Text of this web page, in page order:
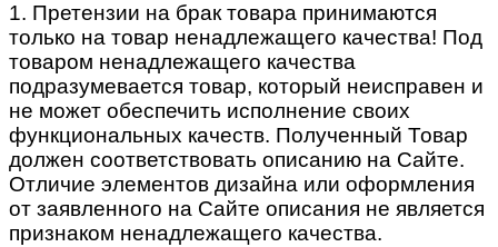
1. Претензии на брак товара принимаются
только на товар ненадлежащего качества! Под
товаром ненадлежащего качества
подразумевается товар, который неисправен и
не может обеспечить исполнение своих
функциональных качеств. Полученный Товар
должен соответствовать описанию на Сайте.
Отличие элементов дизайна или оформления
от заявленного на Сайте описания не является
признаком ненадлежащего качества.